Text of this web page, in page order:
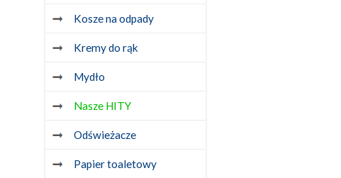
Kosze na odpady
Kremy do rąk
Mydło
Nasze HITY
Odświeżacze
Papier toaletowy